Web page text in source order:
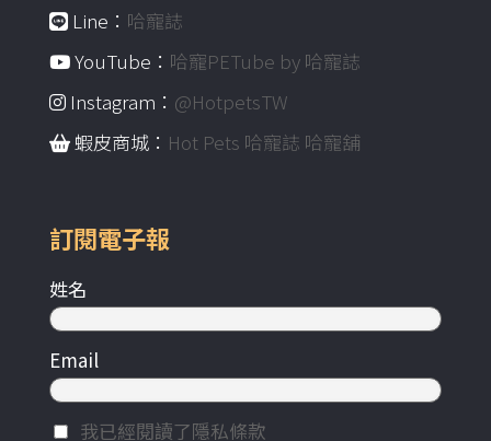
Line： 哈寵誌
YouTube： 哈寵PETube by 哈寵誌
Instagram： @HotpetsTW
蝦皮商城： Hot Pets 哈寵誌 哈寵舖
訂閱電子報
姓名
Email
我已經閱讀了隱私條款